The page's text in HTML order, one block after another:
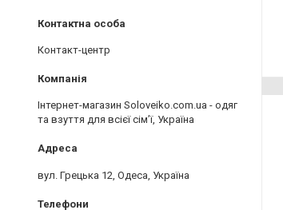
Контакт-центр
Інтернет-магазин Soloveiko.com.ua - одяг
та взуття для всієї сім’ї, Україна
вул. Грецька 12, Одеса, Україна